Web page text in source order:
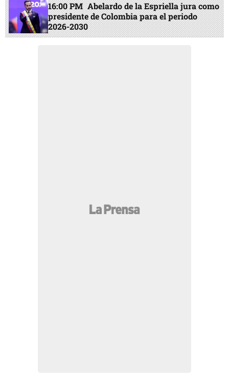
16:00 PM Abelardo de la Espriella jura como
presidente de Colombia para el periodo
2026-2030